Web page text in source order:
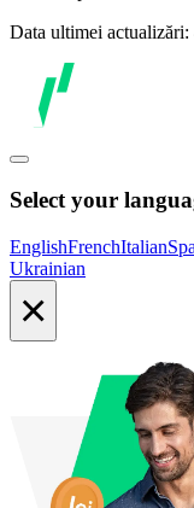
Data ultimei actualizări:
Select your
EnglishFrenchItalian
Ukrainian
×